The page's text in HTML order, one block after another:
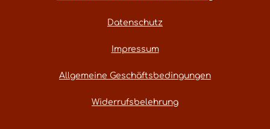
Datenschutz
Impressum
Allgemeine Geschäftsbedingungen
Widerrufsbelehrung